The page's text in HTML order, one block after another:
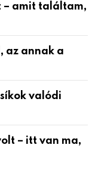
– amit találtam,
az annak a
valódi
– itt van ma,